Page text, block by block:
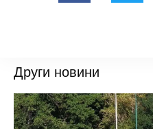
Други новини